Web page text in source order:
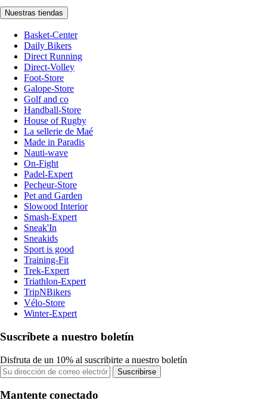
Nuestras tiendas
Basket-Center
Daily Bikers
Direct Running
Direct-Volley
Foot-Store
Galope-Store
Golf and co
Handball-Store
House of Rugby
La sellerie de Maé
Made in Paradis
Nauti-wave
On-Fight
Padel-Expert
Pecheur-Store
Pet and Garden
Slowood Interior
Smash-Expert
Sneak'In
Sneakids
Sport is good
Training-Fit
Trek-Expert
Triathlon-Expert
TripNBikers
Vélo-Store
Winter-Expert
Suscríbete a nuestro boletín
Disfruta de un 10% al suscribirte a nuestro boletín
Suscribirse
Mantente conectado